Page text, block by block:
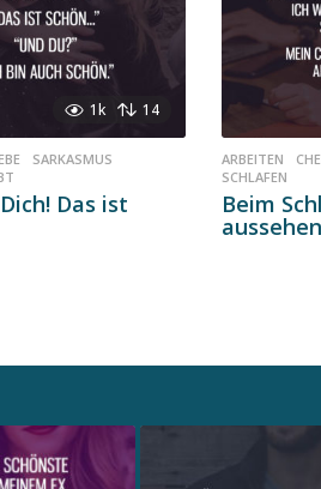
1k 14
,SARKASMUS
Das ist
ARBEITEN ,
SCHLAFEN
Beim
aussehen